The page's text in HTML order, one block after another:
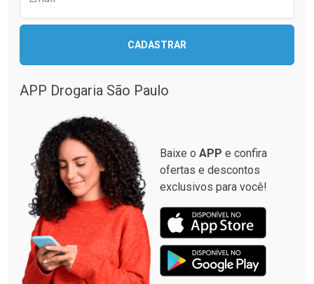
Comprar sem Desconto
Comprar sem Desconto
Por R$ 116,59/cada
CADASTRAR
APP Drogaria São Paulo
Baixe o APP e confira
ofertas e descontos
exclusivos para você!